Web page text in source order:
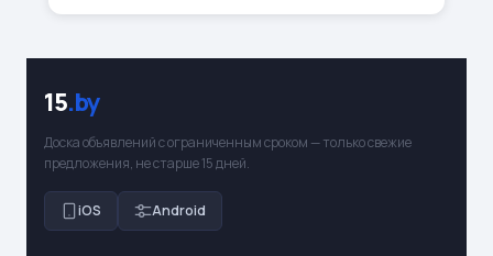
15.by
Доска объявлений с ограниченным сроком — только свежие
предложения, не старше 15 дней.
iOS Android